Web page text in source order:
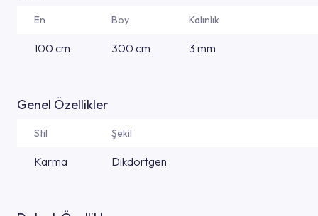
En Boy Kalınlık
100 cm 300 cm 3 mm
Genel Özellikler
Stil Şekil
Karma Dıkdortgen